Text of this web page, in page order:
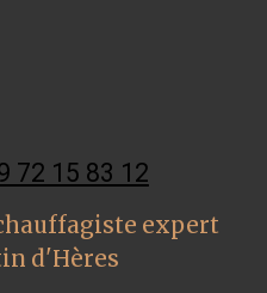
72 15 83 12
expert
d'Hères